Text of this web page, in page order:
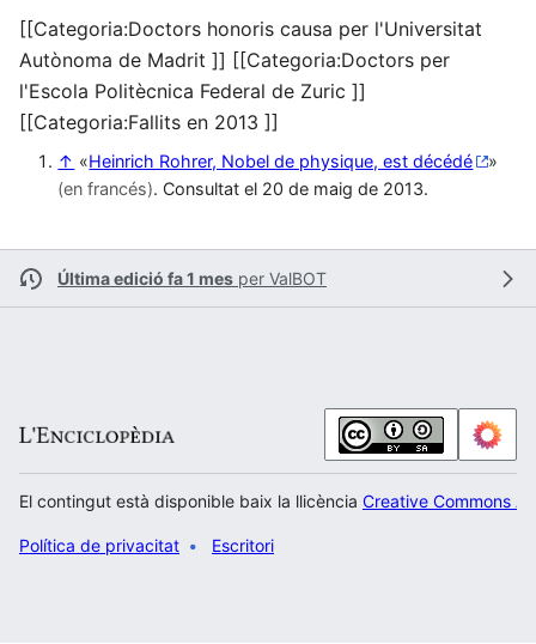
[[Categoria:Doctors honoris causa per l'Universitat
Autònoma de Madrit ]] [[Categoria:Doctors per
l'Escola Politècnica Federal de Zuric ]]
[[Categoria:Fallits en 2013 ]]
↑ «Heinrich Rohrer, Nobel de physique, est décédé
»
(en francés). Consultat el 20 de maig de 2013.
Última edició fa 1 mes per ValBOT
El contingut està disponible baix la llicència Creative Commons
Política de privacitat Escritori